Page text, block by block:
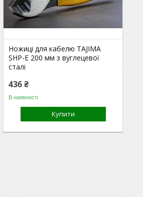
Ножиці для кабелю TAJIMA
SHP-E 200 мм з вуглецевої
сталі
436 ₴
В наявності
Купити